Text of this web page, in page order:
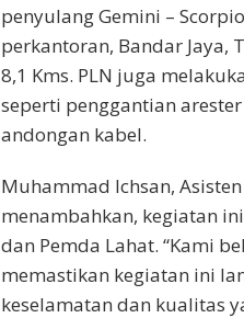
penyulang Gemini –
perkantoran, Bandar Jaya,
8,1 Kms. PLN juga
seperti penggantian
andongan kabel.
Muhammad Ichsan,
menambahkan, kegiatan
dan Pemda Lahat. “Kami
memastikan kegiatan ini
keselamatan dan kualitas